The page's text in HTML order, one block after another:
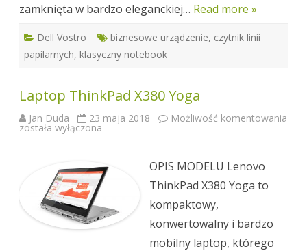
zamknięta w bardzo eleganckiej… Read more »
Dell Vostro biznesowe urządzenie, czytnik linii
papilarnych, klasyczny notebook
Laptop ThinkPad X380 Yoga
Jan Duda 23 maja 2018 Możliwość komentowania
Laptop
została wyłączona
OPIS MODELU Lenovo
ThinkPad X380 Yoga to
kompaktowy,
konwertowalny i bardzo
mobilny laptop, którego